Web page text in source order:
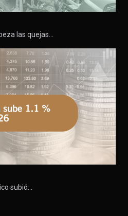
las quejas…
subió…